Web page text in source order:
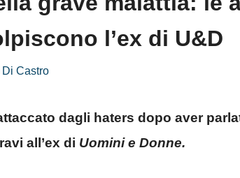
l’ex di U&D
Castro
dagli haters dopo aver
all’ex di Uomini e Donne.